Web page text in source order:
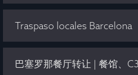
Traspaso locales Barcelona